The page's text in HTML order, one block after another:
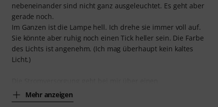
nebeneinander sind nicht ganz ausgeleuchtet. Es geht aber
gerade noch.
Im Ganzen ist die Lampe hell. Ich drehe sie immer voll auf.
Sie könnte aber ruhig noch einen Tick heller sein. Die Farbe
des Lichts ist angenehm. (Ich mag überhaupt kein kaltes
Licht.)
Mehr anzeigen